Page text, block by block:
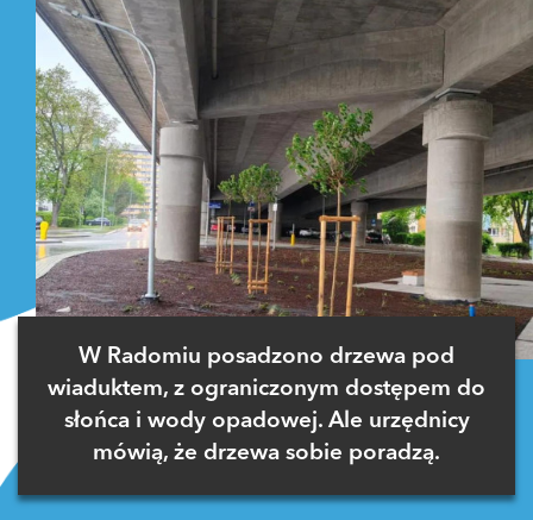
W Radomiu posadzono drzewa pod
wiaduktem, z ograniczonym dostępem do
słońca i wody opadowej. Ale urzędnicy
mówią, że drzewa sobie poradzą.